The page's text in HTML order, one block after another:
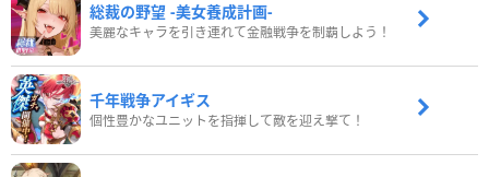
総裁の野望 -美女養成計画-
美麗なキャラを引き連れて金融戦争を制覇しよう！
千年戦争アイギス
個性豊かなユニットを指揮して敵を迎え撃て！